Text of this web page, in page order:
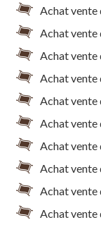
Achat vente
Achat vente
Achat vente
Achat vente
Achat
Achat vente
Achat vente
Achat vente
Achat vente
Achat vente